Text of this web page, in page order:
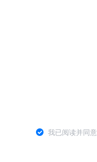
我已阅读并同意